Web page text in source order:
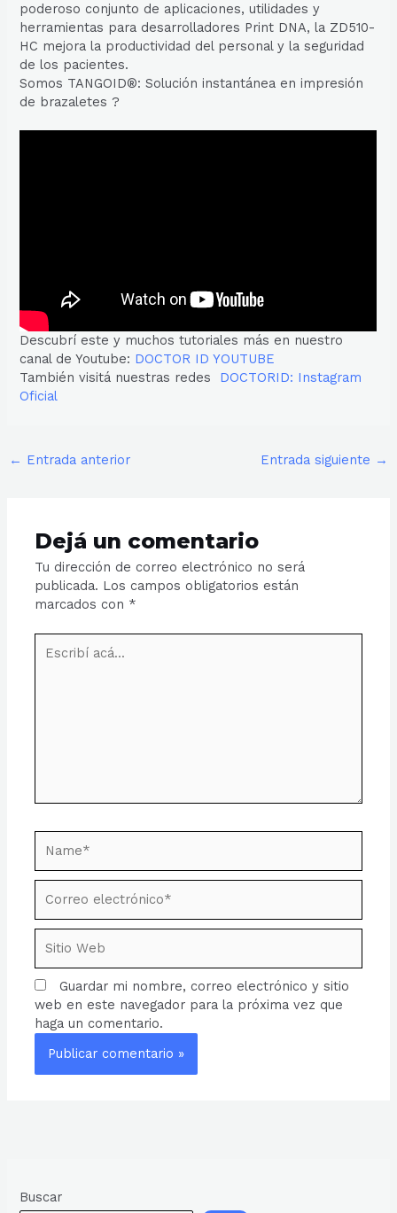
poderoso conjunto de aplicaciones, utilidades y
herramientas para desarrolladores Print DNA, la ZD510-
HC mejora la productividad del personal y la seguridad
de los pacientes.
Somos TANGOID®: Solución instantánea en impresión
de brazaletes ?
Descubrí este y muchos tutoriales más en nuestro
canal de Youtube: DOCTOR ID YOUTUBE
También visitá nuestras redes DOCTORID: Instagram
Oficial
← Entrada anterior Entrada siguiente →
Dejá un comentario
Tu dirección de correo electrónico no será
publicada. Los campos obligatorios están
marcados con *
acá...
electrónico*
Web
Guardar mi nombre, correo electrónico y sitio
web en este navegador para la próxima vez que
haga un comentario.
Buscar